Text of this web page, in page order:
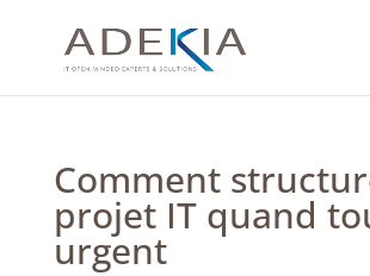
Comment
projet IT quand
urgent